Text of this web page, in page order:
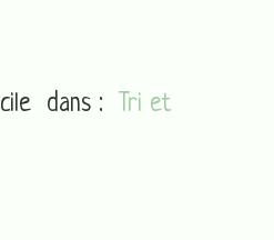
dans :
Tri et